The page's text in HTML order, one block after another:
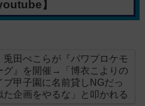
】
兎田ぺこらが『パワプロケモ
グ』を開催→「博衣こよりの
ブ甲子園に名前貸しNGだっ
た企画をやるな」と叩かれる